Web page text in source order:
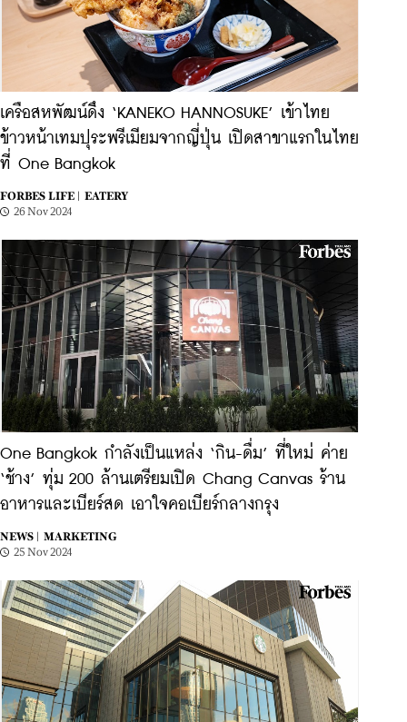
เครือสหพัฒน์ดึง ‘KANEKO HANNOSUKE’ เข้าไทย
ข้าวหน้าเทมปุระพรีเมียมจากญี่ปุ่น เปิดสาขาแรกในไทย
ที่ One Bangkok
FORBES LIFE |
EATERY
26 Nov 2024
One Bangkok กำลังเป็นแหล่ง ‘กิน-ดื่ม’ ที่ใหม่ ค่าย
‘ช้าง’ ทุ่ม 200 ล้านเตรียมเปิด Chang Canvas ร้าน
อาหารและเบียร์สด เอาใจคอเบียร์กลางกรุง
NEWS |
MARKETING
25 Nov 2024